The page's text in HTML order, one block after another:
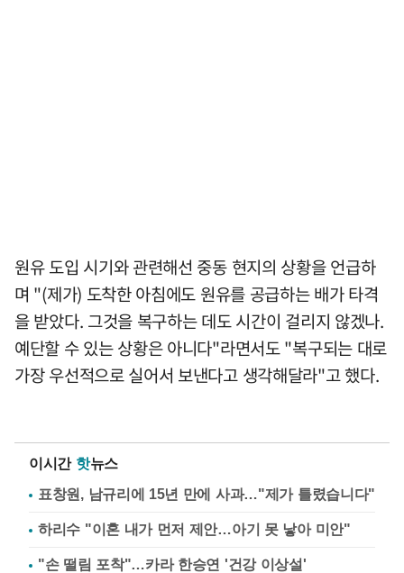
원유 도입 시기와 관련해선 중동 현지의 상황을 언급하
며 "(제가) 도착한 아침에도 원유를 공급하는 배가 타격
을 받았다. 그것을 복구하는 데도 시간이 걸리지 않겠나.
예단할 수 있는 상황은 아니다"라면서도 "복구되는 대로
가장 우선적으로 실어서 보낸다고 생각해달라"고 했다.
이시간 핫뉴스
표창원, 남규리에 15년 만에 사과…"제가 틀렸습니다"
하리수 "이혼 내가 먼저 제안…아기 못 낳아 미안"
"손 떨림 포착"…카라 한승연 '건강 이상설'